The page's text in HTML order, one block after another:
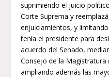
suprimiendo el juicio
Corte Suprema y
enjuiciamientos, y
tenía el presidente para
acuerdo del Senado,
Consejo de la Magistratura
ampliando además las